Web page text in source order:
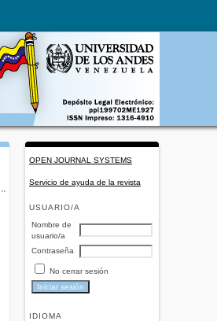
OPEN JOURNAL SYSTEMS
Servicio de ayuda de la revista
USUARIO/A
Nombre de
usuario/a
Contraseña
No cerrar sesión
IDIOMA